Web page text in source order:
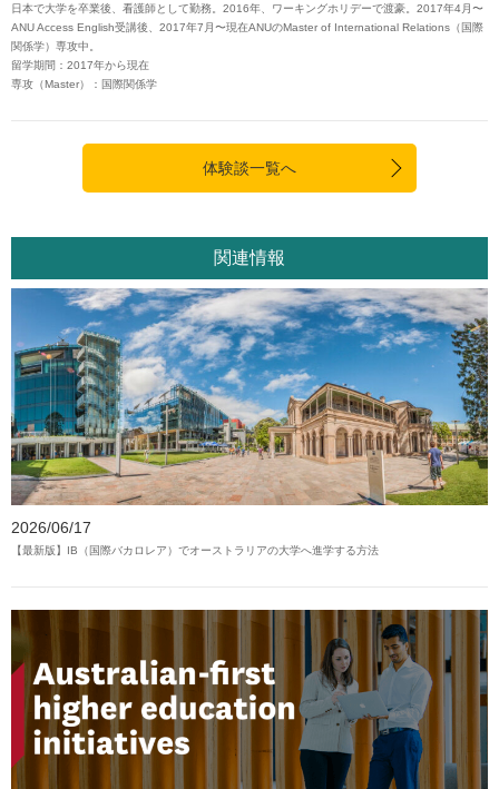
日本で大学を卒業後、看護師として勤務。2016年、ワーキングホリデーで渡豪。2017年4月〜
ANU Access English受講後、2017年7月〜現在ANUのMaster of International Relations（国際
関係学）専攻中。
留学期間：2017年から現在
専攻（Master）：国際関係学
体験談一覧へ
関連情報
2026/06/17
【最新版】IB（国際バカロレア）でオーストラリアの大学へ進学する方法